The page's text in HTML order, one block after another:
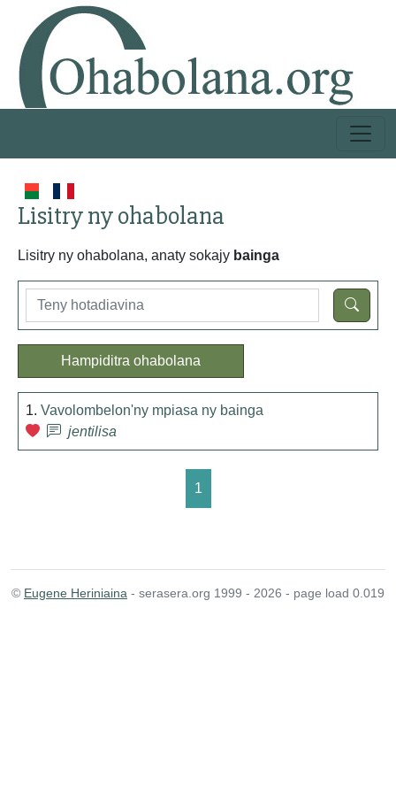
Lisitry ny ohabolana
Lisitry ny ohabolana, anaty sokajy bainga
Hampiditra ohabolana
1. Vavolombelon'ny mpiasa ny bainga
jentilisa
1
© Eugene Heriniaina - serasera.org 1999 - 2026 - page load 0.019